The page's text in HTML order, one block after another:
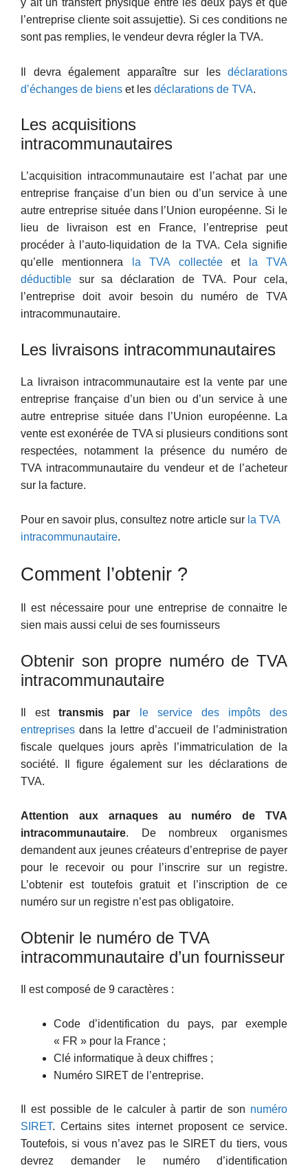
y ait un transfert physique entre les deux pays et que
l’entreprise cliente soit assujettie). Si ces conditions ne
sont pas remplies, le vendeur devra régler la TVA.
Il devra également apparaître sur les déclarations
d’échanges de biens et les déclarations de TVA.
Les acquisitions
intracommunautaires
L’acquisition intracommunautaire est l’achat par une
entreprise française d’un bien ou d’un service à une
autre entreprise située dans l’Union européenne. Si le
lieu de livraison est en France, l’entreprise peut
procéder à l’auto-liquidation de la TVA. Cela signifie
qu’elle mentionnera
la TVA collectéeet
la TVA
déductible sur sa déclaration de TVA. Pour cela,
l’entreprise doit avoir besoin du numéro de TVA
intracommunautaire.
Les livraisons intracommunautaires
La livraison intracommunautaire est la vente par une
entreprise française d’un bien ou d’un service à une
autre entreprise située dans l’Union européenne. La
vente est exonérée de TVA si plusieurs conditions sont
respectées, notamment la présence du numéro de
TVA intracommunautaire du vendeur et de l’acheteur
sur la facture.
Pour en savoir plus, consultez notre article sur la TVA
intracommunautaire.
Comment l’obtenir ?
Il est nécessaire pour une entreprise de connaitre le
sien mais aussi celui de ses fournisseurs
Obtenir son propre numéro de TVA
intracommunautaire
Il esttransmis par
le service des impôts des
entreprises dans la lettre d’accueil de l’administration
fiscale quelques jours après l’immatriculation de la
société. Il figure également sur les déclarations de
TVA.
Attention aux arnaques au numéro de TVA
intracommunautaire. De nombreux organismes
demandent aux jeunes créateurs d’entreprise de payer
pour le recevoir ou pour l’inscrire sur un registre.
L’obtenir est toutefois gratuit et l’inscription de ce
numéro sur un registre n’est pas obligatoire.
Obtenir le numéro de TVA
intracommunautaire d’un fournisseur
Il est composé de 9 caractères :
Code d’identification du pays, par exemple
« FR » pour la France ;
Clé informatique à deux chiffres ;
Numéro SIRET de l’entreprise.
Il est possible de le calculer à partir de son numéro
SIRET. Certains sites internet proposent ce service.
Toutefois, si vous n’avez pas le SIRET du tiers, vous
devrez demander le numéro d’identification